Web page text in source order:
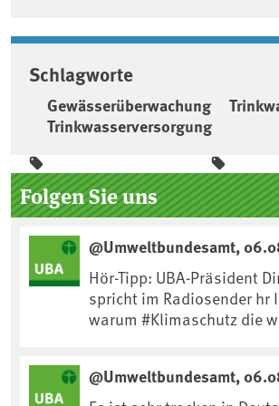
Schlagworte
Gewässerüberwachung
Trinkwasserversorgung
Seitenleiste
Folgen Sie uns
@Umweltbundesamt,
Hör-Tipp: UBA-Präsident
spricht im Radiosender hr
warum #Klimaschutz die wichtigste
https://
@Umweltbundesamt,